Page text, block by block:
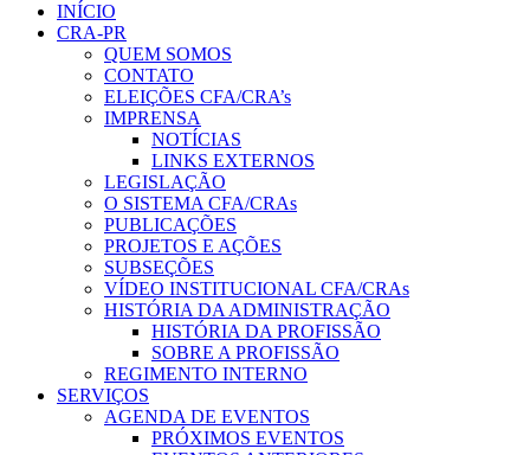
INÍCIO
CRA-PR
QUEM SOMOS
CONTATO
ELEIÇÕES CFA/CRA’s
IMPRENSA
NOTÍCIAS
LINKS EXTERNOS
LEGISLAÇÃO
O SISTEMA CFA/CRAs
PUBLICAÇÕES
PROJETOS E AÇÕES
SUBSEÇÕES
VÍDEO INSTITUCIONAL CFA/CRAs
HISTÓRIA DA ADMINISTRAÇÃO
HISTÓRIA DA PROFISSÃO
SOBRE A PROFISSÃO
REGIMENTO INTERNO
SERVIÇOS
AGENDA DE EVENTOS
PRÓXIMOS EVENTOS